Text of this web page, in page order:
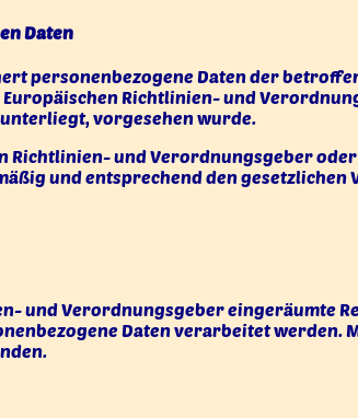
Daten
personenbezogene Daten der
Richtlinien- und
vorgesehen wurde.
und Verordnungsgeber
und entsprechend den
und Verordnungsgeber eingeräumte
Daten verarbeitet werden.